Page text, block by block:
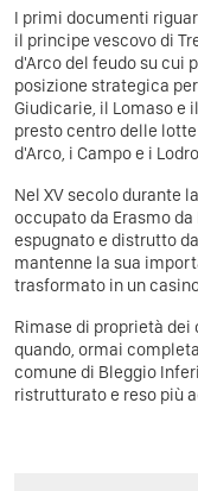
I primi documenti
il principe vescovo di
d'Arco del feudo su cui
posizione strategica
Giudicarie, il Lomaso e
presto centro delle
d'Arco, i Campo e i
Nel XV secolo durante
occupato da Erasmo
espugnato e distrutto
mantenne la sua
trasformato in un
Rimase di proprietà
quando, ormai
comune di Bleggio
ristrutturato e reso più